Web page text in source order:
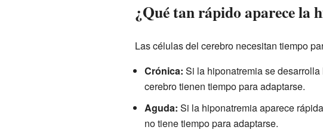
¿Qué tan rápido aparece la
Las células del cerebro necesitan tiempo
Crónica: Si la hiponatremia se
cerebro tienen tiempo para adaptarse.
Aguda: Si la hiponatremia aparece
no tiene tiempo para adaptarse.